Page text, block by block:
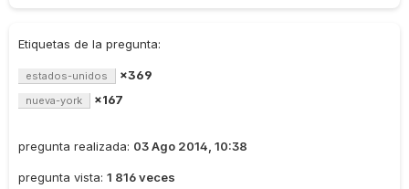
Etiquetas de la pregunta:
estados-unidos ×369
nueva-york ×167
pregunta realizada: 03 Ago 2014, 10:38
pregunta vista: 1 816 veces